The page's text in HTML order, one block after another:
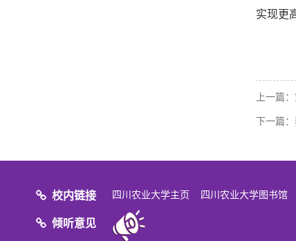
实现更
上一篇：
下一篇：
校内链接 四川农业大学主页 四川农业大学图书馆
倾听意见